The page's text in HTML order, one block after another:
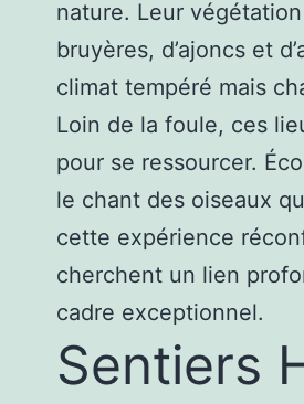
nature. Leur
bruyères, d’ajoncs et
climat tempéré mais
Loin de la foule, ces
pour se ressourcer.
le chant des oiseaux
cette expérience
cherchent un lien
cadre exceptionnel.
Sentiers